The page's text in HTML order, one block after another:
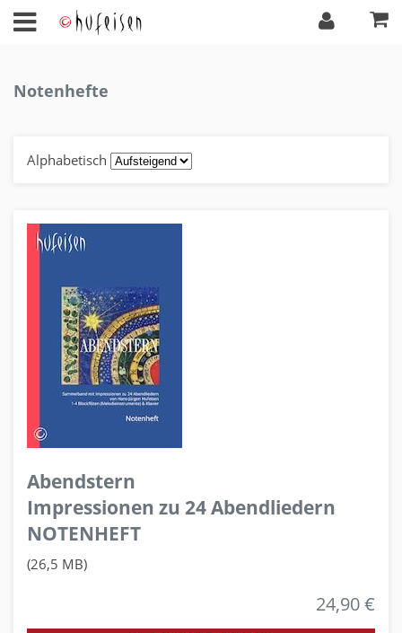
Notenhefte
Alphabetisch
Abendstern
Impressionen zu 24 Abendliedern
NOTENHEFT
(26,5 MB)
24,90 €